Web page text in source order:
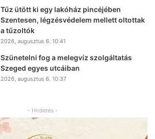
Tűz ütött ki egy lakóház pincéjében
Szentesen, légzésvédelem mellett oltottak
a tűzoltók
2026, augusztus 6. 10:41
Szünetelni fog a melegvíz szolgáltatás
Szeged egyes utcáiban
2026, augusztus 6. 10:37
- Hirdetés -